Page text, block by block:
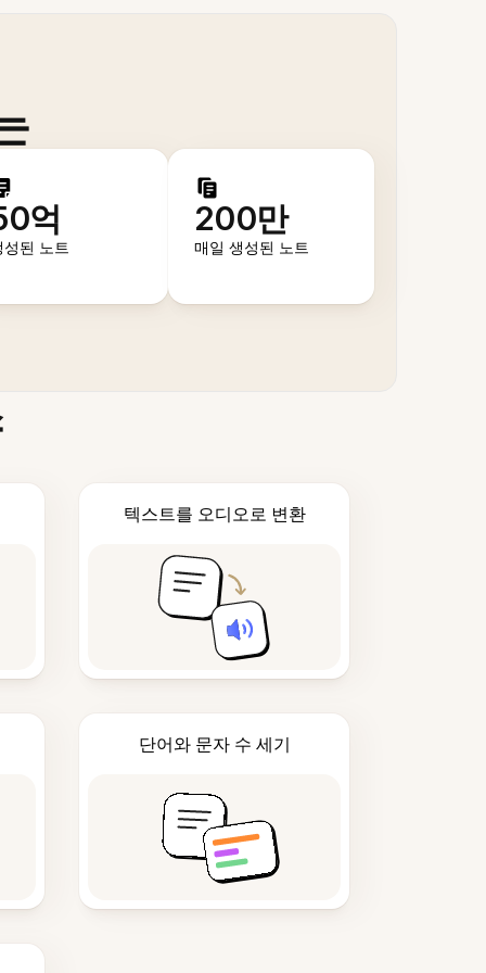
억
성된 노트
200만
매일 생성된 노트
텍스트를 오디오로 변환
단어와 문자 수 세기